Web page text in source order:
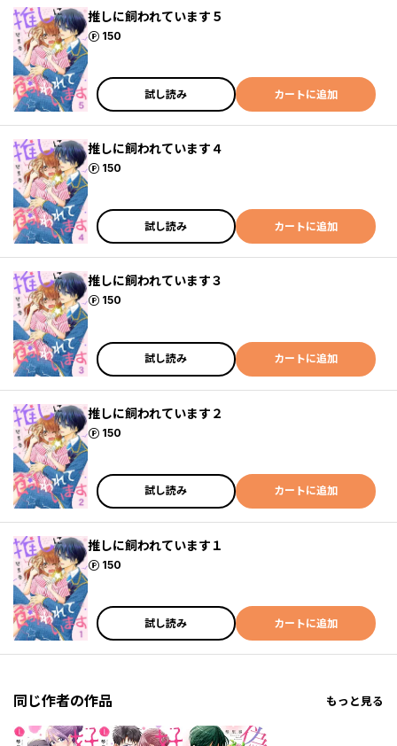
推しに飼われています５
150
ポイント
試し読み カートに追加
推しに飼われています４
150
ポイント
試し読み カートに追加
推しに飼われています３
150
ポイント
試し読み カートに追加
推しに飼われています２
150
ポイント
試し読み カートに追加
推しに飼われています１
150
ポイント
試し読み カートに追加
同じ作者の作品 もっと見る